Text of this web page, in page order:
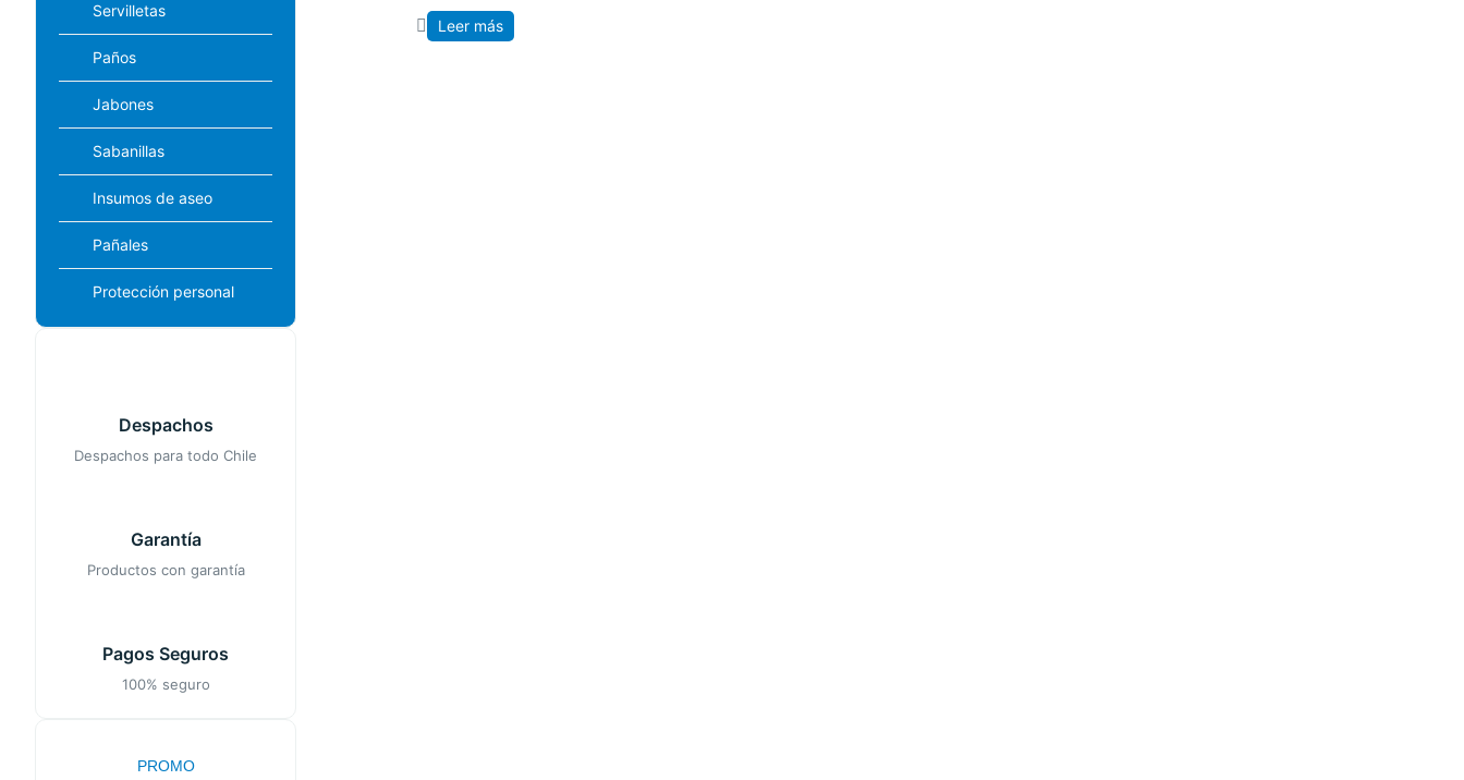
Servilletas
Paños
Jabones
Sabanillas
Insumos de aseo
Pañales
Protección personal
Despachos
Despachos para todo Chile
Garantía
Productos con garantía
Pagos Seguros
100% seguro
PROMO
Leer más